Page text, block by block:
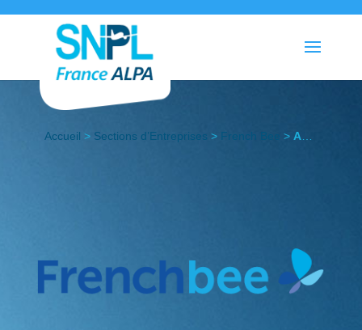
Accueil > Sections d’Entreprises > French Bee > Actualités